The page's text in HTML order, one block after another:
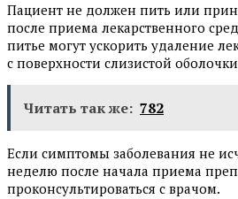
Пациент не должен пить или
после приема лекарственного
питье могут ускорить удаление
с поверхности слизистой
Читать так же: 782
Если симптомы заболевания не
неделю после начала приема
проконсультироваться с врачом.